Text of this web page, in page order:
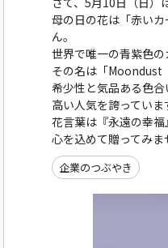
母の日の花は「赤い
ん。
世界で唯一の青紫色の
その名は「Moondust
希少性と気品ある色合
高い人気を誇っていま
花言葉は『永遠の幸福
心を込めて贈ってみま
企業のつぶやき